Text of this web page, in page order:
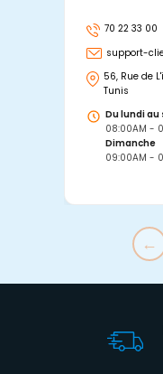
70 22 33 00
support-
56, Rue de
Tunis
Du lundi au
08:00AM -
Dimanche
09:00AM -
←